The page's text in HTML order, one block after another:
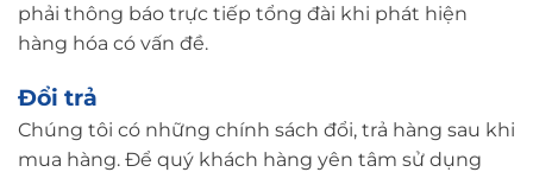
phải thông báo trực tiếp tổng đài khi phát hiện
hàng hóa có vấn đề.
Đổi trả
Chúng tôi có những chính sách đổi, trả hàng sau khi
mua hàng. Để quý khách hàng yên tâm sử dụng